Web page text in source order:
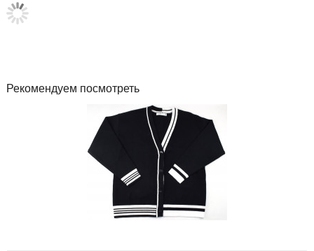
Рекомендуем посмотреть